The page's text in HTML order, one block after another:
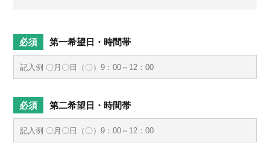
第一希望日・時間帯
第二希望日・時間帯